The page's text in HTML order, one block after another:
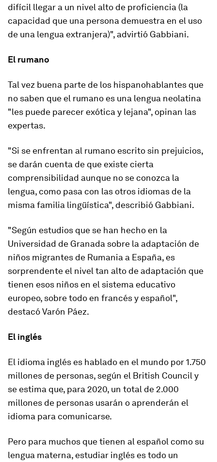
difícil llegar a un nivel alto de proficiencia (la
capacidad que una persona demuestra en el uso
de una lengua extranjera)", advirtió Gabbiani.
El rumano
Tal vez buena parte de los hispanohablantes que
no saben que el rumano es una lengua neolatina
"les puede parecer exótica y lejana", opinan las
expertas.
"Si se enfrentan al rumano escrito sin prejuicios,
se darán cuenta de que existe cierta
comprensibilidad aunque no se conozca la
lengua, como pasa con las otros idiomas de la
misma familia lingüística", describió Gabbiani.
"Según estudios que se han hecho en la
Universidad de Granada sobre la adaptación de
niños migrantes de Rumania a España, es
sorprendente el nivel tan alto de adaptación que
tienen esos niños en el sistema educativo
europeo, sobre todo en francés y español",
destacó Varón Páez.
El inglés
El idioma inglés es hablado en el mundo por 1.750
millones de personas, según el British Council y
se estima que, para 2020, un total de 2.000
millones de personas usarán o aprenderán el
idioma para comunicarse.
Pero para muchos que tienen al español como su
lengua materna, estudiar inglés es todo un